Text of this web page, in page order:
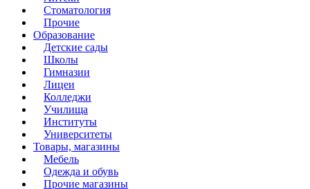
Стоматология
Прочие
Образование
Детские сады
Школы
Гимназии
Лицеи
Колледжи
Училища
Институты
Университеты
Товары, магазины
Мебель
Одежда и обувь
Прочие магазины